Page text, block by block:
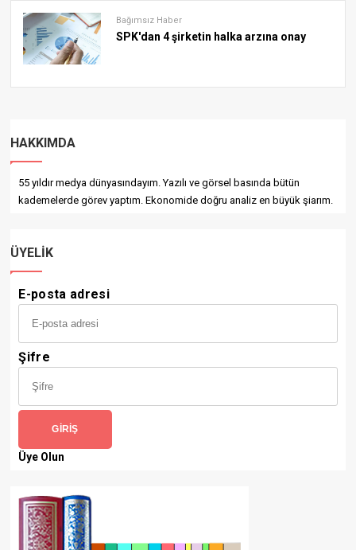
Bağımsız Haber
SPK'dan 4 şirketin halka arzına onay
HAKKIMDA
55 yıldır medya dünyasındayım. Yazılı ve görsel basında bütün
kademelerde görev yaptım. Ekonomide doğru analiz en büyük şiarım.
ÜYELIK
E-posta adresi
Şifre
GIRIŞ
Üye Olun